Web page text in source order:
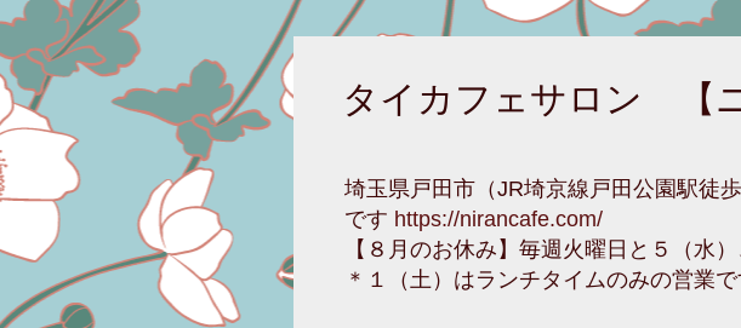
タイカフェサロン 【
埼玉県戸田市（JR埼京線戸田公園駅徒
です https://nirancafe.com/
【８月のお休み】毎週火曜日と５（水
＊１（土）はランチタイムのみの営業で